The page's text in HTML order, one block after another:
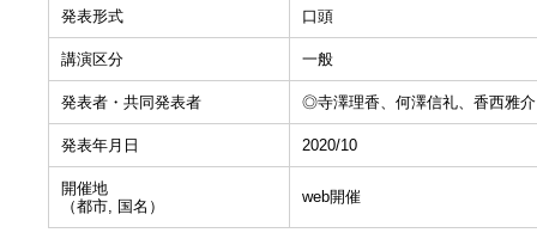
発表形式 口頭
講演区分 一般
発表者・共同発表者 ◎寺澤理香、何澤信礼、香西雅
発表年月日 2020/10
開催地
（都市, 国名）
web開催